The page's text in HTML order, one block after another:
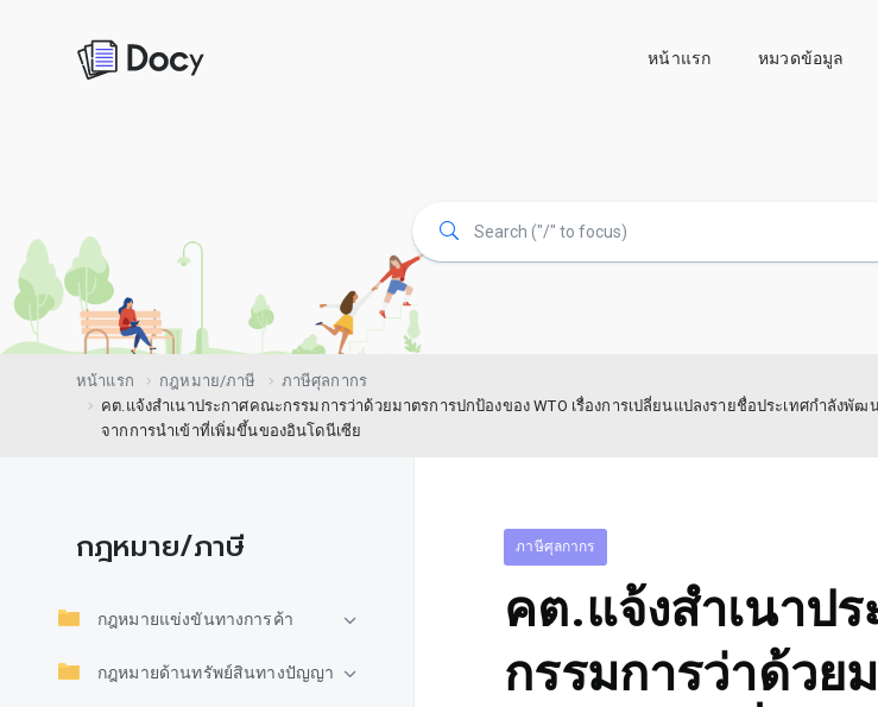
หน้าแรก หมวดข้อมูล
หน้าแรก กฎหมาย/ภาษี
ภาษีศุลกากร
คต.แจ้งสำเนาประกาศคณะกรรมการว่าด้วยมาตรการปกป้องของ WTO เรื่องการเปลี่ยนแปลงรายชื่อประเทศกำลังพั
จากการนำเข้าที่เพิ่มขึ้นของอินโดนีเซีย
กฎหมาย/ภาษี
กฎหมายแข่งขันทางการค้า
กฎหมายด้านทรัพย์สินทางปัญญา
ภาษีศุลกากร
คต.แจ้งสำเนาป
กรรมการว่าด้วย